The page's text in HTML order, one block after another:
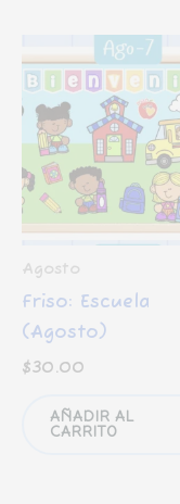
Agosto
Friso: Escuela
(Agosto)
$30.00
AÑADIR AL
CARRITO